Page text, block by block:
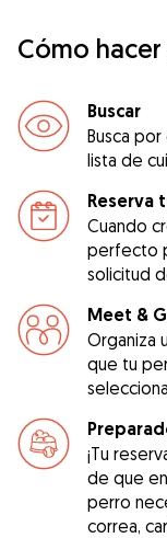
Cómo
Buscar
Busca
lista de
Reserva
Cuando
perfecto
solicitud
Meet &
Organiza
que tu
¡Tu
de que
perro
correa,